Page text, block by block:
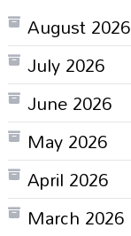
August 2026
July 2026
June 2026
May 2026
April 2026
March 2026